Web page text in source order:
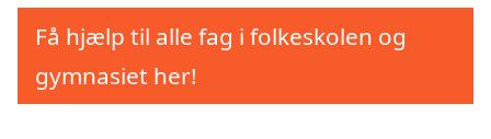
Få hjælp til alle fag i folkeskolen og
gymnasiet her!